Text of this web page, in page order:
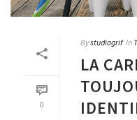
0
Bystudiogrif In
LA